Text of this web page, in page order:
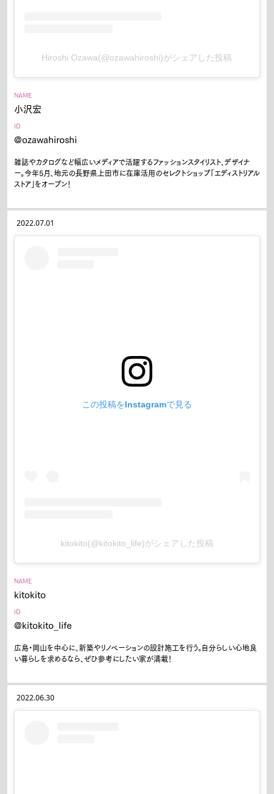
Official Columnist
Pen Meet
Pen international Pen tw
Hiroshi Ozawa(@ozawahiroshi)がシェアした投稿
NAME
小沢宏
ID
@ozawahiroshi
雑誌やカタログなど幅広いメディアで活躍するファッションスタイリスト、デザイナ
ー。今年5月、地元の長野県上田市に在庫活用のセレクトショップ「エディストリアル
ストア」をオープン！
2022.07.01
この投稿をInstagramで見る
kitokito(@kitokito_life)がシェアした投稿
NAME
kitokito
ID
@kitokito_life
広島・岡山を中心に、新築やリノベーションの設計施工を行う。自分らしい心地良
い暮らしを求めるなら、ぜひ参考にしたい家が満載！
2022.06.30